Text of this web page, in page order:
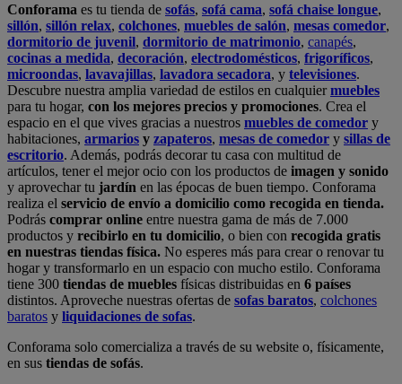
Conforama es tu tienda de sofás, sofá cama, sofá chaise longue,
sillón, sillón relax, colchones, muebles de salón, mesas comedor,
dormitorio de juvenil, dormitorio de matrimonio, canapés,
cocinas a medida, decoración, electrodomésticos, frigoríficos,
microondas, lavavajillas, lavadora secadora, y televisiones.
Descubre nuestra amplia variedad de estilos en cualquiermuebles
para tu hogar, con los mejores precios y promociones. Crea el
espacio en el que vives gracias a nuestros muebles de comedor y
habitaciones, armarios y zapateros, mesas de comedor y sillas de
escritorio. Además, podrás decorar tu casa con multitud de
artículos, tener el mejor ocio con los productos de imagen y sonido
y aprovechar tu jardín en las épocas de buen tiempo. Conforama
realiza el servicio de envío a domicilio como recogida en tienda.
Podrás comprar online entre nuestra gama de más de 7.000
productos y recibirlo en tu domicilio, o bien con recogida gratis
en nuestras tiendas física. No esperes más para crear o renovar tu
hogar y transformarlo en un espacio con mucho estilo. Conforama
tiene 300 tiendas de muebles físicas distribuidas en 6 países
distintos. Aproveche nuestras ofertas de sofas baratos, colchones
baratos y liquidaciones de sofas.
Conforama solo comercializa a través de su website o, físicamente,
en sus tiendas de sofás.